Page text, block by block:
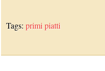
Tags:primi piatti